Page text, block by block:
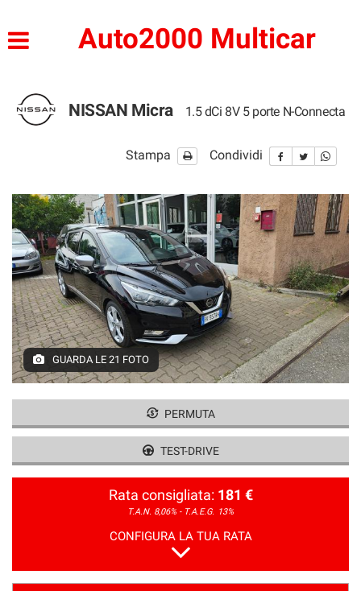
ACQUISTIAMO USATO
CONTATTI
Auto2000 Multicar
NISSAN Micra 1.5 dCi 8V 5 porte N-Connecta
Stampa Condividi
GUARDA LE 21 FOTO
PERMUTA
TEST-DRIVE
Rata consigliata: 181 €
T.A.N. 8,06% - T.A.E.G. 13%
CONFIGURA LA TUA RATA